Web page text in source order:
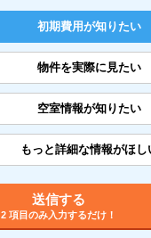
初期費用が知りたい
物件を実際に見たい
空室情報が知りたい
もっと詳細な情報がほし
送信する
2 項目のみ入力するだけ！